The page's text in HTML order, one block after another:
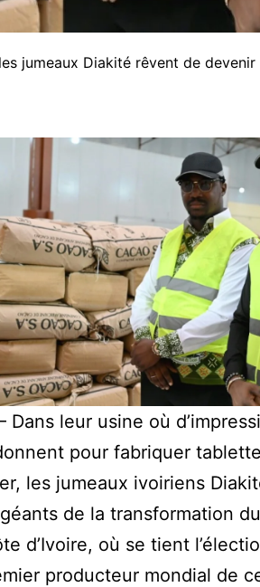
jumeaux Diakité rêvent de
Dans leur usine où
pour fabriquer
les jumeaux ivoiriens
de la transformation
d’Ivoire, où se tient
producteur mondial de